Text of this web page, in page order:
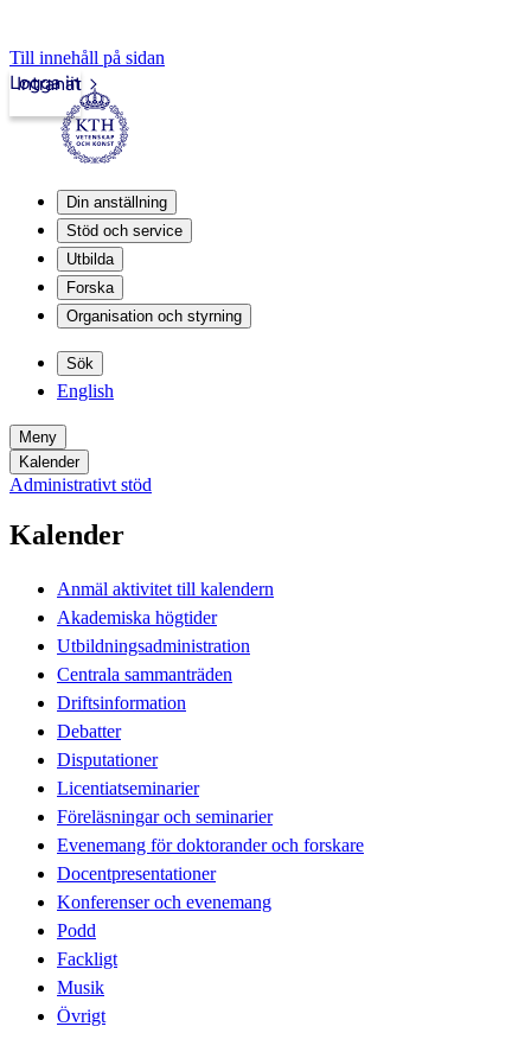
Till innehåll på sidan
Intranät
Logga in
Din anställning
Stöd och service
Utbilda
Forska
Organisation och styrning
Sök
English
Meny
Kalender
Administrativt stöd
Kalender
Anmäl aktivitet till kalendern
Akademiska högtider
Utbildningsadministration
Centrala sammanträden
Driftsinformation
Debatter
Disputationer
Licentiatseminarier
Föreläsningar och seminarier
Evenemang för doktorander och forskare
Docentpresentationer
Konferenser och evenemang
Podd
Fackligt
Musik
Övrigt